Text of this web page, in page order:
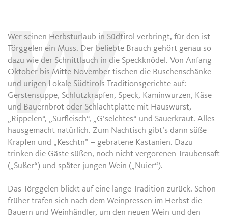
Wer seinen Herbsturlaub in Südtirol verbringt, für den ist
Törggelen ein Muss. Der beliebte Brauch gehört genau so
dazu wie der Schnittlauch in die Speckknödel. Von Anfang
Oktober bis Mitte November tischen die Buschenschänke
und urigen Lokale Südtirols Traditionsgerichte auf:
Gerstensuppe, Schlutzkrapfen, Speck, Kaminwurzen, Käse
und Bauernbrot oder Schlachtplatte mit Hauswurst,
„Rippelen“, „Surfleisch“, „G’selchtes“ und Sauerkraut. Alles
hausgemacht natürlich. Zum Nachtisch gibt’s dann süße
Krapfen und „Keschtn” – gebratene Kastanien. Dazu
trinken die Gäste süßen, noch nicht vergorenen Traubensaft
(„Sußer“) und später jungen Wein („Nuier“).
Das Törggelen blickt auf eine lange Tradition zurück. Schon
früher trafen sich nach dem Weinpressen im Herbst die
Bauern und Weinhändler, um den neuen Wein und den